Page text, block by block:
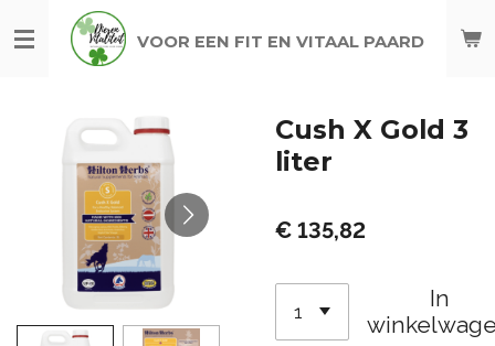
direct
hoofdinhoud
VOOR EEN FIT EN VITAAL PAARD
Cush X Gold 3
liter
€ 135,82
In